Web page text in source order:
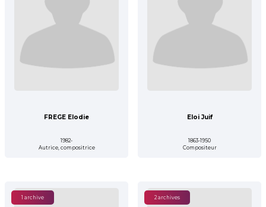
FREGE Elodie
1982-
Autrice, compositrice
Eloi Juif
1863-1950
Compositeur
1 archive 2 archives